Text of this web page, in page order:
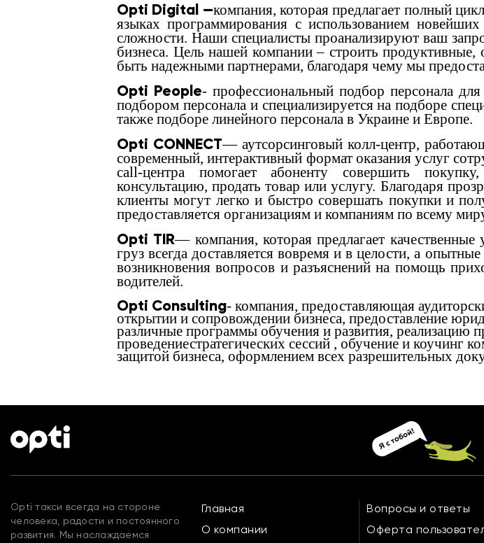
Opti Digital —компания, которая предлагает полный
языках программирования с использованием
сложности. Наши специалисты проанализируют ваш
бизнеса. Цель нашей компании – строить
быть надежными партнерами, благодаря чему мы
Opti People- профессиональный подбор персонала
подбором персонала и специализируется на подборе
также подборе линейного персонала в Украине и Европе.
Opti CONNECT— аутсорсинговый колл-центр,
современный, интерактивный формат оказания услуг
call-центра помогает абоненту совершить
консультацию, продать товар или услугу. Благодаря
клиенты могут легко и быстро совершать покупки и
предоставляется организациям и компаниям по всему
Opti TIR— компания, которая предлагает качественные
груз всегда доставляется вовремя и в целости, а
возникновения вопросов и разъяснений на помощь
водителей.
Opti Consulting- компания, предоставляющая
открытии и сопровождении бизнеса, предоставление
различные программы обучения и развития, реализацию
проведениестратегических сессий , обучение и коучинг
защитой бизнеса, оформлением всех разрешительных
Opti такси всегда на стороне
человека, радости и постоянного
развития. Мы наслаждаемся
Главная
О компании
Вопросы и ответы
Оферта